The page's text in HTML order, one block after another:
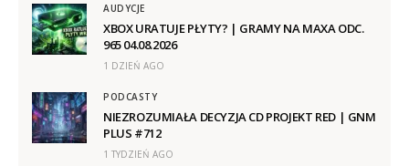
AUDYCJE
XBOX URATUJE PŁYTY? | GRAMY NA MAXA ODC.
965 04.08.2026
1 DZIEŃ AGO
PODCASTY
NIEZROZUMIAŁA DECYZJA CD PROJEKT RED | GNM
PLUS #712
1 TYDZIEŃ AGO